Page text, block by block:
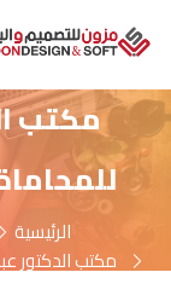
مكتب
الرئيسية
مكتب الدكتور